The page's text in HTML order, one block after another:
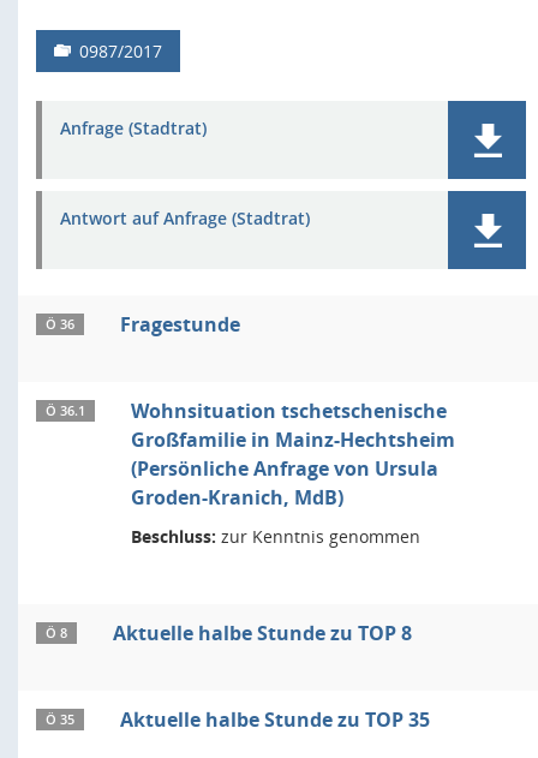
0987/2017
Anfrage (Stadtrat)
Antwort auf Anfrage (Stadtrat)
Ö 36 Fragestunde
Ö 36.1
Wohnsituation tschetschenische
Großfamilie in Mainz-Hechtsheim
(Persönliche Anfrage von Ursula
Groden-Kranich, MdB)
Beschluss: zur Kenntnis genommen
Ö 8 Aktuelle halbe Stunde zu TOP 8
Ö 35 Aktuelle halbe Stunde zu TOP 35